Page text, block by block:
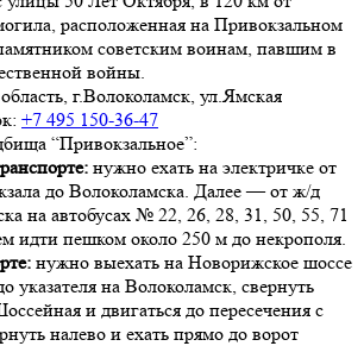
расположенная на Привокзальном
советским воинам, павшим в
войны.
г.Волоколамск, ул.Ямская
+7 495 150-36-47
“Привокзальное”:
нужно ехать на электричке от
до Волоколамска. Далее — от ж/д
на автобусах № 22, 26, 28, 31, 50, 55, 71
идти пешком около 250 м до некрополя.
нужно выехать на Новорижское шоссе
указателя на Волоколамск, свернуть
и двигаться до пересечения с
налево и ехать прямо до ворот